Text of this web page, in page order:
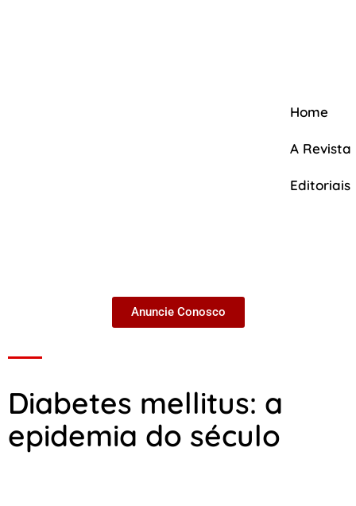
Home
A Revista
Editoriais
Anuncie Conosco
Diabetes mellitus: a
epidemia do século